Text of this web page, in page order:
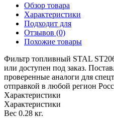
Обзор товара
Характеристики
Подходит для
Отзывов (0)
Похожие товары
Фильтр топливный STAL
или доступен под заказ.
проверенные аналоги для
отправкой в любой регион
Характеристики
Характеристики
Вес 0.28 кг.